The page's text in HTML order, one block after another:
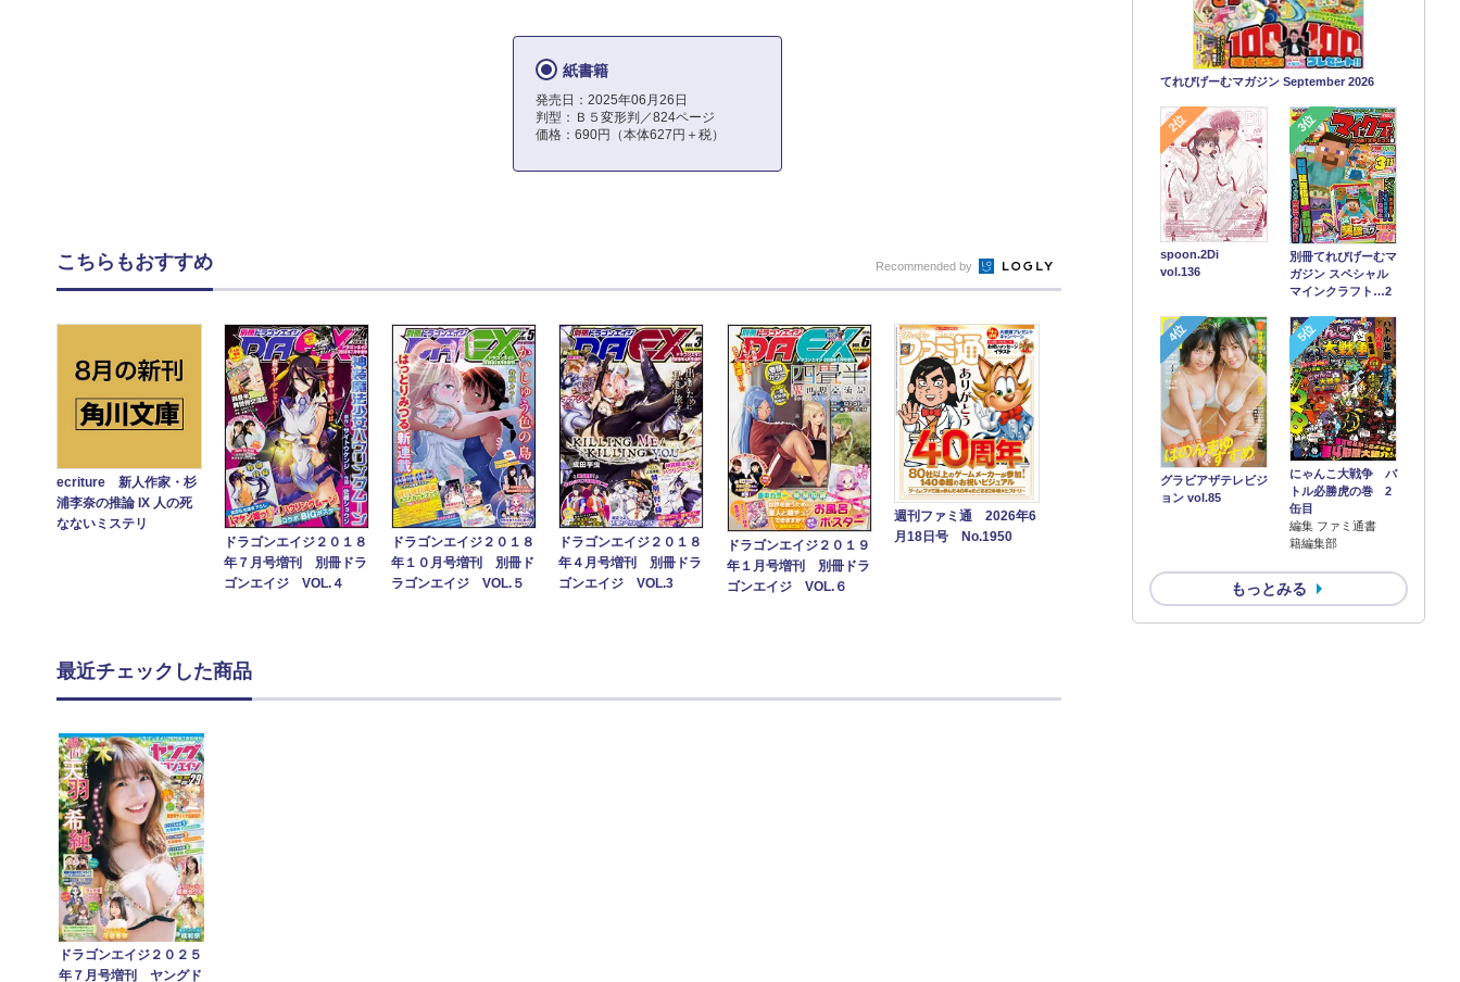
紙書籍
発売日：2025年06月26日
判型：Ｂ５変形判／824ページ
価格：690円（本体627円＋税）
てれびげーむマガジン September 2026
2位
spoon.2Di
vol.136
3位
別冊てれびげーむマ
ガジン スペシャル
マインクラフト…2
4位
グラビアザテレビジ
ョン vol.85
5位
にゃんこ大戦争 バ
トル必勝虎の巻 2
缶目
編集 ファミ通書
籍編集部
もっとみる
こちらもおすすめ Recommended by
ecriture 新人作家・杉
浦李奈の推論 IX 人の死
なないミステリ
ドラゴンエイジ２０１８
年７月号増刊 別冊ドラ
ゴンエイジ VOL.４
ドラゴンエイジ２０１８
年１０月号増刊 別冊ド
ラゴンエイジ VOL.５
ドラゴンエイジ２０１８
年４月号増刊 別冊ドラ
ゴンエイジ VOL.3
ドラゴンエイジ２０１９
年１月号増刊 別冊ドラ
ゴンエイジ VOL.６
週刊ファミ通 2026年6
月18日号 No.1950
最近チェックした商品
ドラゴンエイジ２０２５
年７月号増刊 ヤングド